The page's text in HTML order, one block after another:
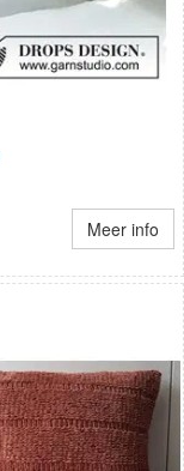
Meer info